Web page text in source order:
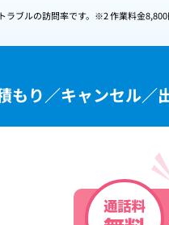
ブルの訪問率です。 ※2 作業料金8,800
もり／キャンセル／